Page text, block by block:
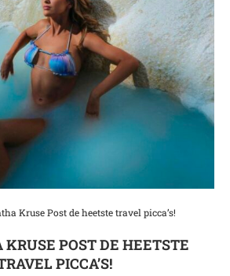
Kruse Post de heetste travel picca’s!
POST DE HEETSTE
PICCA’S!